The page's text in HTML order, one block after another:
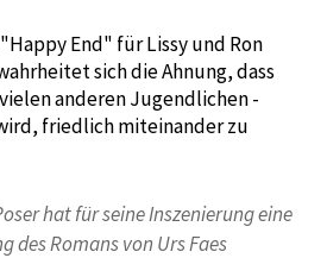
End" für Lissy und Ron
sich die Ahnung, dass
anderen Jugendlichen -
friedlich miteinander zu
hat für seine Inszenierung eine
des Romans von Urs Faes